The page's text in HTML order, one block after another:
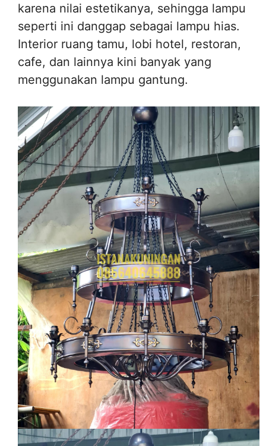
karena nilai estetikanya, sehingga lampu
seperti ini danggap sebagai lampu hias.
Interior ruang tamu, lobi hotel, restoran,
cafe, dan lainnya kini banyak yang
menggunakan lampu gantung.